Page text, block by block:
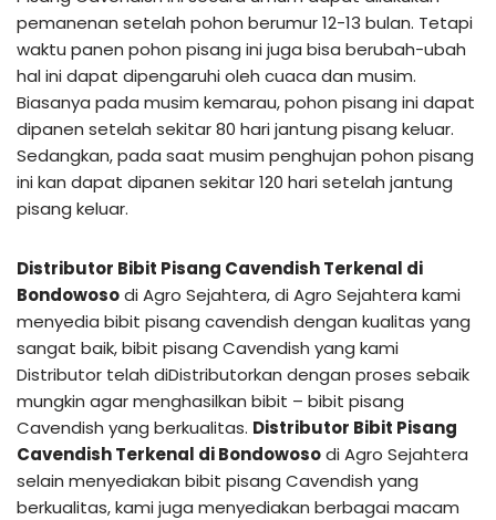
pemanenan setelah pohon berumur 12-13 bulan. Tetapi
waktu panen pohon pisang ini juga bisa berubah-ubah
hal ini dapat dipengaruhi oleh cuaca dan musim.
Biasanya pada musim kemarau, pohon pisang ini dapat
dipanen setelah sekitar 80 hari jantung pisang keluar.
Sedangkan, pada saat musim penghujan pohon pisang
ini kan dapat dipanen sekitar 120 hari setelah jantung
pisang keluar.
Distributor Bibit Pisang Cavendish Terkenal di
Bondowosodi Agro Sejahtera, di Agro Sejahtera kami
menyedia bibit pisang cavendish dengan kualitas yang
sangat baik, bibit pisang Cavendish yang kami
Distributor telah diDistributorkan dengan proses sebaik
mungkin agar menghasilkan bibit – bibit pisang
Cavendish yang berkualitas. Distributor Bibit Pisang
Cavendish Terkenal di Bondowosodi Agro Sejahtera
selain menyediakan bibit pisang Cavendish yang
berkualitas, kami juga menyediakan berbagai macam